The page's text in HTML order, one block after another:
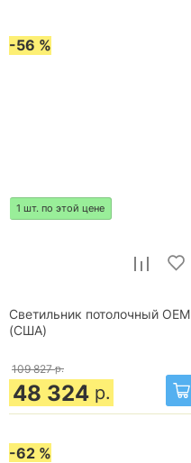
-56 %
1 шт. по этой цене
Светильник потолочный OEM
(США)
109 827 р.
48 324 р.
-62 %